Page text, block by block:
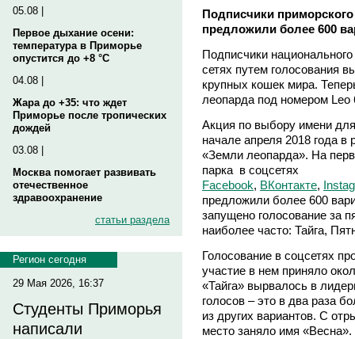
05.08 |
Первое дыхание осени:
температура в Приморье
опустится до +8 °C
04.08 |
Жара до +35: что ждет
Приморье после тропических
дождей
03.08 |
Москва помогает развивать
отечественное
здравоохранение
статьи раздела
Регион сегодня
29 Мая 2026, 16:37
Студенты Приморья
написали
Подписчики
предложили более 600
Подписчики
сетях путем голосования
крупных кошек мира.
леопарда под номером Leo
Акция по выбору имени
начале апреля 2018 года в
«Земли леопарда». На
парка в соцсетях
Facebook, ВКонтакте,
предложили более 600
запущено голосование за
наиболее часто: Тайга,
Голосование в соцсетях
участие в нем приняло
«Тайга» вырвалось в
голосов – это в два раза
из других вариантов. С
место заняло имя «Весна».